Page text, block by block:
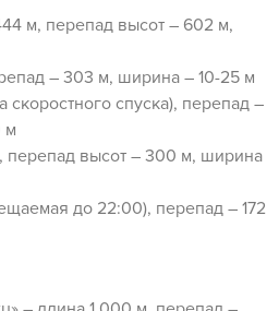
м, перепад высот – 602 м,
– 303 м, ширина – 10-25 м
скоростного спуска), перепад –
м
перепад высот – 300 м, ширина
до 22:00), перепад – 172